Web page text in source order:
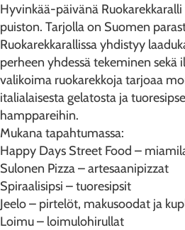
Hyvinkää-päivänä
puiston. Tarjolla on Suomen
Ruokarekkarallissa yhdistyy
perheen yhdessä tekeminen
valikoima ruokarekkoja tarjoaa
italialaisesta gelatosta ja
hamppareihin.
Mukana tapahtumassa:
Happy Days Street Food –
Sulonen Pizza – artesaanipizzat
Spiraalisipsi – tuoresipsit
Jeelo – pirtelöt, makusoodat ja
Loimu – loimulohirullat